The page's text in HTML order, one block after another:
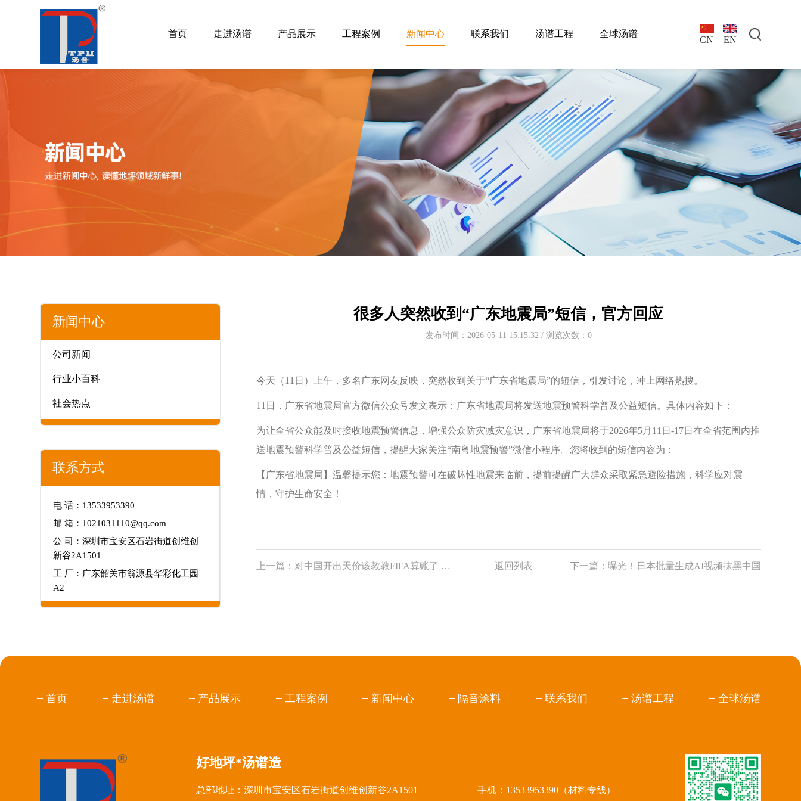
首页 走进汤谱 产品展示 工程案例 新闻中心 联系我们 汤谱工程 全球汤谱
CN EN
新闻中心
公司新闻
行业小百科
社会热点
联系方式
电 话：13533953390
邮 箱：1021031110@qq.com
公 司：深圳市宝安区石岩街道创维创
新谷2A1501
工 厂：广东韶关市翁源县华彩化工园
A2
很多人突然收到“广东地震局”短信，官方回应
发布时间：2026-05-11 15:15:32 / 浏览次数： 0
今天（11日）上午，多名广东网友反映，突然收到关于“广东省地震局”的短信，引发讨论，冲上网络热搜。
11日，广东省地震局官方微信公众号发文表示：广东省地震局将发送地震预警科学普及公益短信。具体内容如下：
为让全省公众能及时接收地震预警信息，增强公众防灾减灾意识，广东省地震局将于2026年5月11日-17日在全省范围内推
送地震预警科学普及公益短信，提醒大家关注“南粤地震预警”微信小程序。您将收到的短信内容为：
【广东省地震局】温馨提示您：地震预警可在破坏性地震来临前，提前提醒广大群众采取紧急避险措施，科学应对震
情，守护生命安全！
上一篇： 对中国开出天价该教教FIFA算账了 用中国算法算清大账 返回列表 下一篇： 曝光！日本批量生成AI视频抹黑中国
首页 走进汤谱 产品展示 工程案例 新闻中心 隔音涂料 联系我们 汤谱工程 全球汤谱
好地坪*汤谱造
总部地址：深圳市宝安区石岩街道创维创新谷2A1501 手机：13533953390（材料专线）